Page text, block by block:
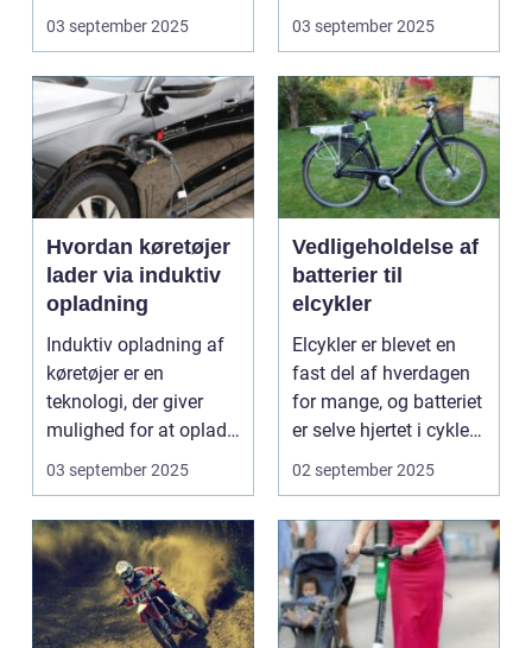
omsorg for a...
03 september 2025
N...
03 september 2025
Hvordan køretøjer
lader via induktiv
opladning
Induktiv opladning af
køretøjer er en
teknologi, der giver
mulighed for at oplade
uden...
03 september 2025
Vedligeholdelse af
batterier til
elcykler
Elcykler er blevet en
fast del af hverdagen
for mange, og batteriet
er selve hjertet i cyklen.
Et go...
02 september 2025